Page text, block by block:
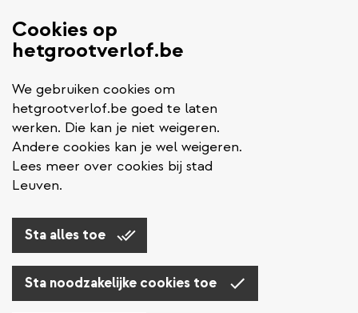
Cookies op
hetgrootverlof.be
We gebruiken cookies om
hetgrootverlof.be goed te laten
werken. Die kan je niet weigeren.
Andere cookies kan je wel weigeren.
Lees meer over cookies bij stad
Leuven.
Sta alles toe
Sta noodzakelijke cookies toe